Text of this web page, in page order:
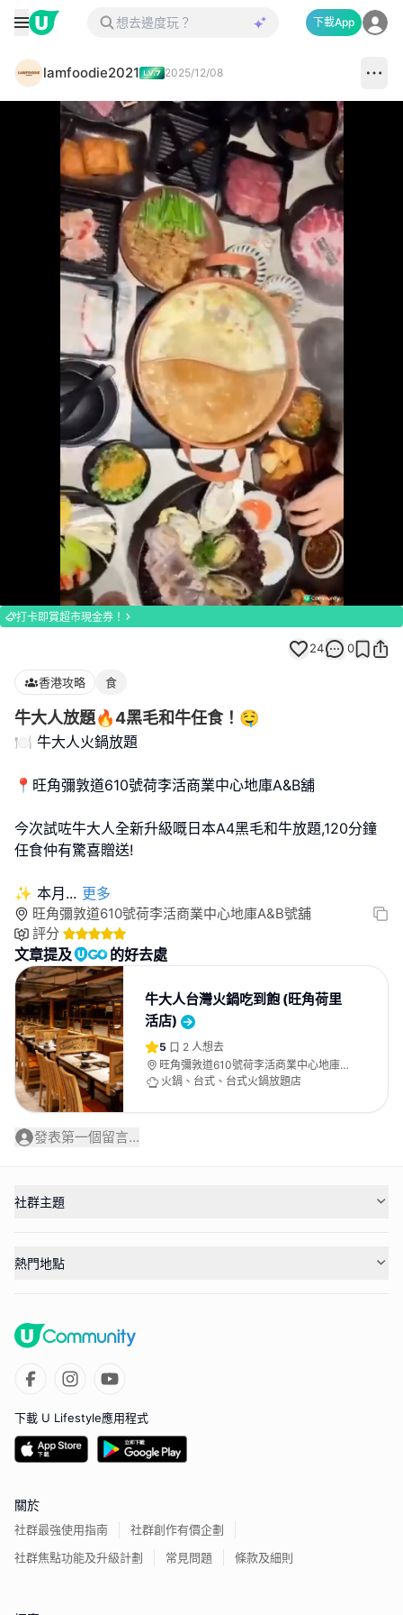
下載App
lamfoodie2021 2025/12/08
Loaded:
100.00%
打卡即賞超市現金券！
24 0
香港攻略 食
牛大人放題🔥4黑毛和牛任食！🤤
🍽️ 牛大人火鍋放題
📍旺角彌敦道610號荷李活商業中心地庫A&B舖
今次試咗牛大人全新升級嘅日本A4黑毛和牛放題,120分鐘
任食仲有驚喜贈送!
✨ 本月 ... 更多
旺角彌敦道610號荷李活商業中心地庫A&B號舖
評分
文章提及 的好去處
牛大人台灣火鍋吃到飽 (旺角荷里
活店)
5 2 人想去
旺角彌敦道610號荷李活商業中心地庫
A&B號舖
火鍋、台式、台式火鍋放題店
發表第一個留言...
社群主題
熱門地點
下載 U Lifestyle應用程式
關於
社群最強使用指南
社群創作有價企劃
社群焦點功能及升級計劃
常見問題 條款及細則